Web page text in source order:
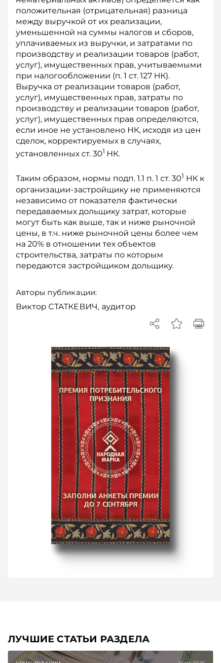
положительная (отрицательная) разница
между выручкой от их реализации,
уменьшенной на суммы налогов и сборов,
уплачиваемых из выручки, и затратами по
производству и реализации товаров (работ,
услуг), имущественных прав, учитываемыми
при налогообложении (п. 1 ст. 127 НК).
Выручка от реализации товаров (работ,
услуг), имущественных прав, затраты по
производству и реализации товаров (работ,
услуг), имущественных прав определяются,
если иное не установлено НК, исходя из цен
сделок, корректируемых в случаях,
установленных ст. 301 НК.
Таким образом, нормы подп. 1.1 п. 1 ст. 301 НК к
организации-застройщику не применяются
независимо от показателя фактически
передаваемых дольщику затрат, которые
могут быть как выше, так и ниже рыночной
цены, в т.ч. ниже рыночной цены более чем
на 20% в отношении тех объектов
строительства, затраты по которым
передаются застройщиком дольщику.
Авторы публикации:
Виктор СТАТКЕВИЧ, аудитор
ЛУЧШИЕ СТАТЬИ РАЗДЕЛА